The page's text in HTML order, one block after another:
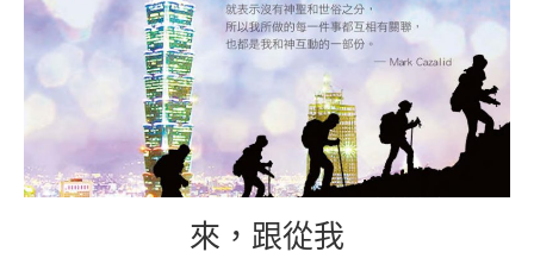
來，跟從我